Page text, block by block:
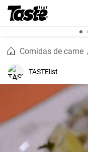
Comidas de carne
TASTElist